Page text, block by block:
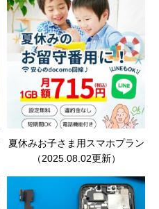
夏休みお子さま用スマホプラン
（2025.08.02更新）